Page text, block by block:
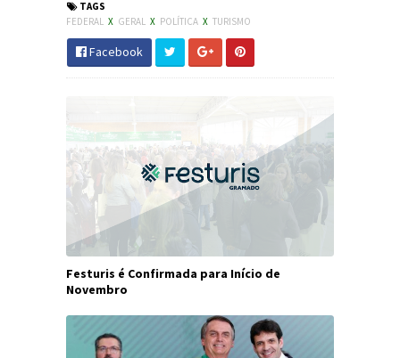
TAGS
FEDERAL X GERAL X POLÍTICA X TURISMO
Facebook
Festuris é Confirmada para Início de
Novembro